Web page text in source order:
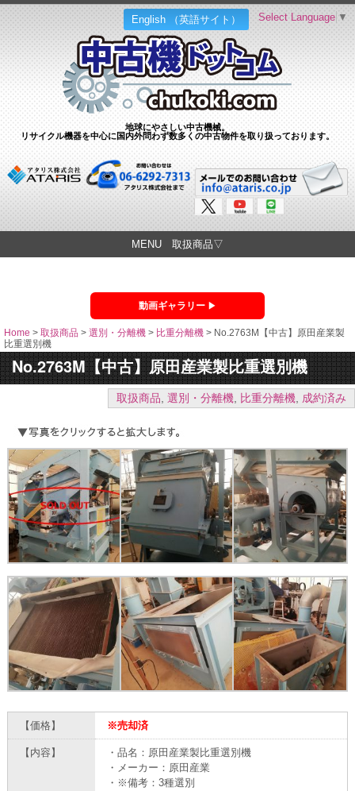
English （英語サイト）
地球にやさしい中古機械。
リサイクル機器を中心に国内外問わず数多くの中古物件を取り扱っております。
Select Language ▼
MENU 取扱商品▽
動画ギャラリー
Home > 取扱商品 > 選別・分離機 > 比重分離機 > No.2763M【中古】原田産業製
比重選別機
No.2763M【中古】原田産業製比重選別機
取扱商品, 選別・分離機, 比重分離機, 成約済み
【価格】 ※売却済
【内容】
・品名：原田産業製比重選別機
・メーカー：原田産業
・※備考：3種選別